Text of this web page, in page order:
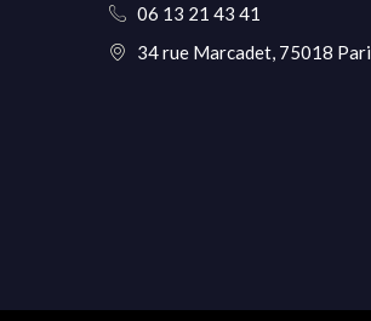
06 13 21 43 41
34 rue Marcadet, 75018